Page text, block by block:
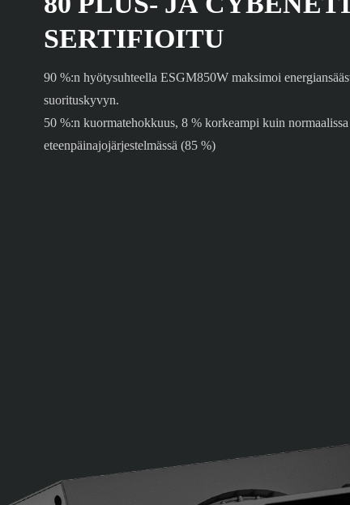
SERTIFIOITU
90 %:n hyötysuhteella ESGM850W maksimoi
suorituskyvyn.
50 %:n kuormatehokkuus, 8 % korkeampi kuin
eteenpäinajojärjestelmässä (85 %)